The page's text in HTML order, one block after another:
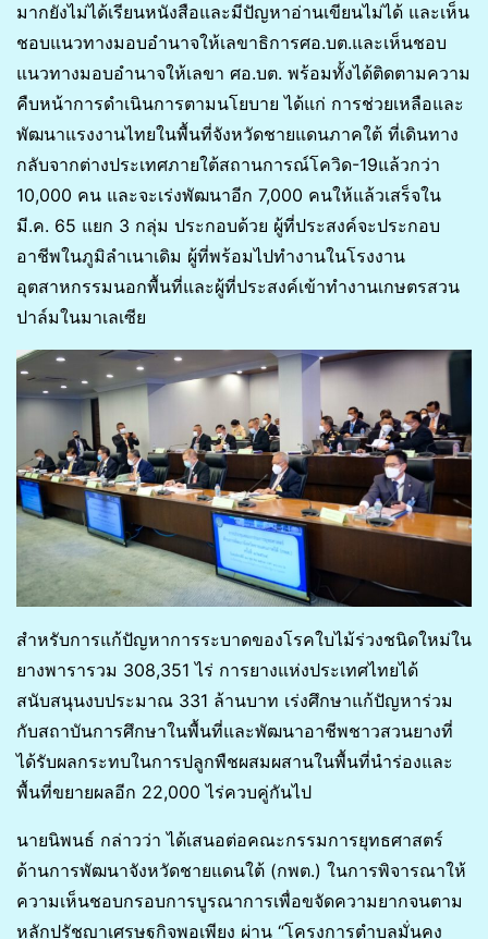
มากยังไม่ได้เรียนหนังสือและมีปัญหาอ่านเขียนไม่ได้ และเห็น
ชอบแนวทางมอบอำนาจให้เลขาธิการศอ.บต.และเห็นชอบ
แนวทางมอบอำนาจให้เลขา ศอ.บต. พร้อมทั้งได้ติดตามความ
คืบหน้าการดำเนินการตามนโยบาย ได้แก่ การช่วยเหลือและ
พัฒนาแรงงานไทยในพื้นที่จังหวัดชายแดนภาคใต้ ที่เดินทาง
กลับจากต่างประเทศภายใต้สถานการณ์โควิด-19แล้วกว่า
10,000 คน และจะเร่งพัฒนาอีก 7,000 คนให้แล้วเสร็จใน
มี.ค. 65 แยก 3 กลุ่ม ประกอบด้วย ผู้ที่ประสงค์จะประกอบ
อาชีพในภูมิลำเนาเดิม ผู้ที่พร้อมไปทำงานในโรงงาน
อุตสาหกรรมนอกพื้นที่และผู้ที่ประสงค์เข้าทำงานเกษตรสวน
ปาล์มในมาเลเซีย
สำหรับการแก้ปัญหาการระบาดของโรคใบไม้ร่วงชนิดใหม่ใน
ยางพารารวม 308,351 ไร่ การยางแห่งประเทศไทยได้
สนับสนุนงบประมาณ 331 ล้านบาท เร่งศึกษาแก้ปัญหาร่วม
กับสถาบันการศึกษาในพื้นที่และพัฒนาอาชีพชาวสวนยางที่
ได้รับผลกระทบในการปลูกพืชผสมผสานในพื้นที่นำร่องและ
พื้นที่ขยายผลอีก 22,000 ไร่ควบคู่กันไป
นายนิพนธ์ กล่าวว่า ได้เสนอต่อคณะกรรมการยุทธศาสตร์
ด้านการพัฒนาจังหวัดชายแดนใต้ (กพต.) ในการพิจารณาให้
ความเห็นชอบกรอบการบูรณาการเพื่อขจัดความยากจนตาม
หลักปรัชญาเศรษฐกิจพอเพียง ผ่าน “โครงการตำบลมั่นคง